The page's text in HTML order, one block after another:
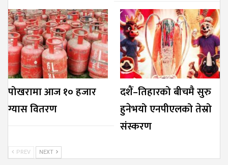
पोखरामा आज १० हजार
ग्यास वितरण
दशैं–तिहारको बीचमै सुरु
हुनेभयो एनपीएलको तेस्रो
संस्करण
PREV NEXT